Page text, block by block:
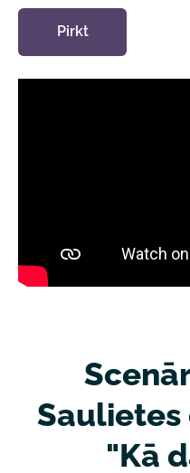
Pirkt
Saulietes
"Kā